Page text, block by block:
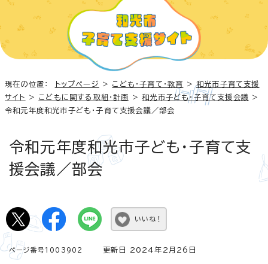
現在の位置： トップページ > こども・子育て・教育 >和光市子育て支援
サイト
> こどもに関する取組・計画 >和光市子ども・子育て支援会議 >
令和元年度和光市子ども・子育て支援会議／部会
令和元年度和光市子ども・子育て支
援会議／部会
いいね！
ページ番号1003902 更新日 2024年2月26日